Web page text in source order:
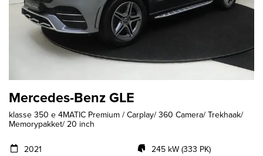
Mercedes-Benz GLE
klasse 350 e 4MATIC Premium / Carplay/ 360 Camera/ Trekhaak/
Memorypakket/ 20 inch
2021
245 kW (333 PK)